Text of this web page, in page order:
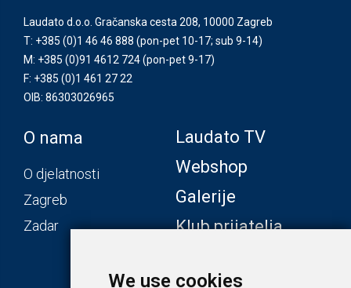
We use cookies
Laudato d.o.o. Gračanska cesta 208, 10000 Zagreb
T: +385 (0)1 46 46 888 (pon-pet 10-17; sub 9-14)
M: +385 (0)91 4612 724(pon-pet 9-17)
F: +385 (0)1 461 27 22
OIB: 86303026965
O nama
O djelatnosti
Zagreb
Zadar
Laudato TV
Webshop
Galerije
Klub prijatelja